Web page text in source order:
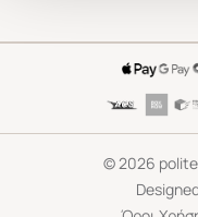
©2026